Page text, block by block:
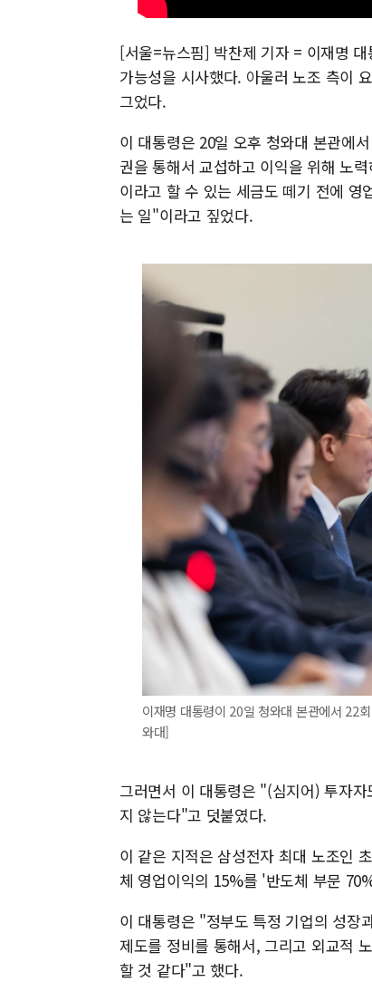
[서울=뉴스핌] 박찬제 기자 = 이재명
가능성을 시사했다. 아울러 노조 측이
그었다.
이 대통령은 20일 오후 청와대 본관에
권을 통해서 교섭하고 이익을 위해 노
이라고 할 수 있는 세금도 떼기 전에
는 일"이라고 짚었다.
이재명 대통령이 20일 청와대 본관에서 22
와대]
그러면서 이 대통령은 "(심지어) 투자
지 않는다"고 덧붙였다.
이 같은 지적은 삼성전자 최대 노조인
체 영업이익의 15%를 '반도체 부문
이 대통령은 "정부도 특정 기업의 성장
제도를 정비를 통해서, 그리고 외교적
할 것 같다"고 했다.